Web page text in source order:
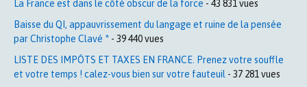
La France est dans le côté obscur de la force - 43 831 vues
Baisse du QI, appauvrissement du langage et ruine de la pensée
par Christophe Clavé * - 39 440 vues
LISTE DES IMPÔTS ET TAXES EN FRANCE. Prenez votre souffle
et votre temps ! calez-vous bien sur votre fauteuil - 37 281 vues